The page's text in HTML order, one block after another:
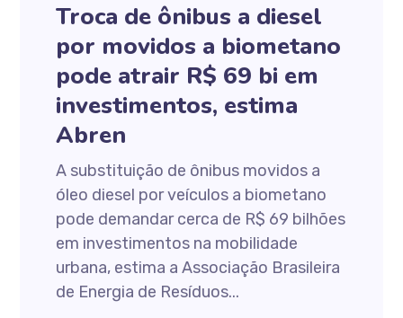
Troca de ônibus a diesel
por movidos a biometano
pode atrair R$ 69 bi em
investimentos, estima
Abren
A substituição de ônibus movidos a
óleo diesel por veículos a biometano
pode demandar cerca de R$ 69 bilhões
em investimentos na mobilidade
urbana, estima a Associação Brasileira
de Energia de Resíduos...